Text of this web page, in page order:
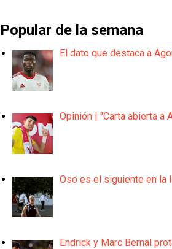
Popular de la semana
El dato que destaca a
Opinión | "Carta abierta a
Oso es el siguiente en la
Endrick y Marc Bernal